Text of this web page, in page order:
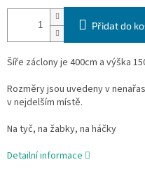
Přidat do
Šíře záclony je 400cm a výška
Rozměry jsou uvedeny v
v nejdelším místě.
Na tyč, na žabky, na háčky
Detailní informace